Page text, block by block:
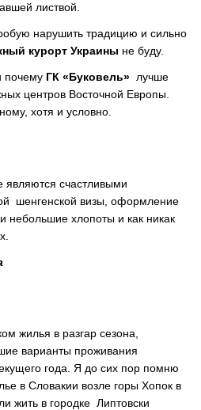
листвой.
нарушить традицию и сильно
курорт Украины не буду.
почему ГК «Буковель» лучше
центров Восточной Европы.
хотя и условно.
являются счастливыми
шенгенской визы, оформление
небольшие хлопоты и как никак
жилья в разгар сезона,
варианты проживания
года. Я до сих пор помню
в Словакии возле горы Хопок в
жить в городке Липтовски